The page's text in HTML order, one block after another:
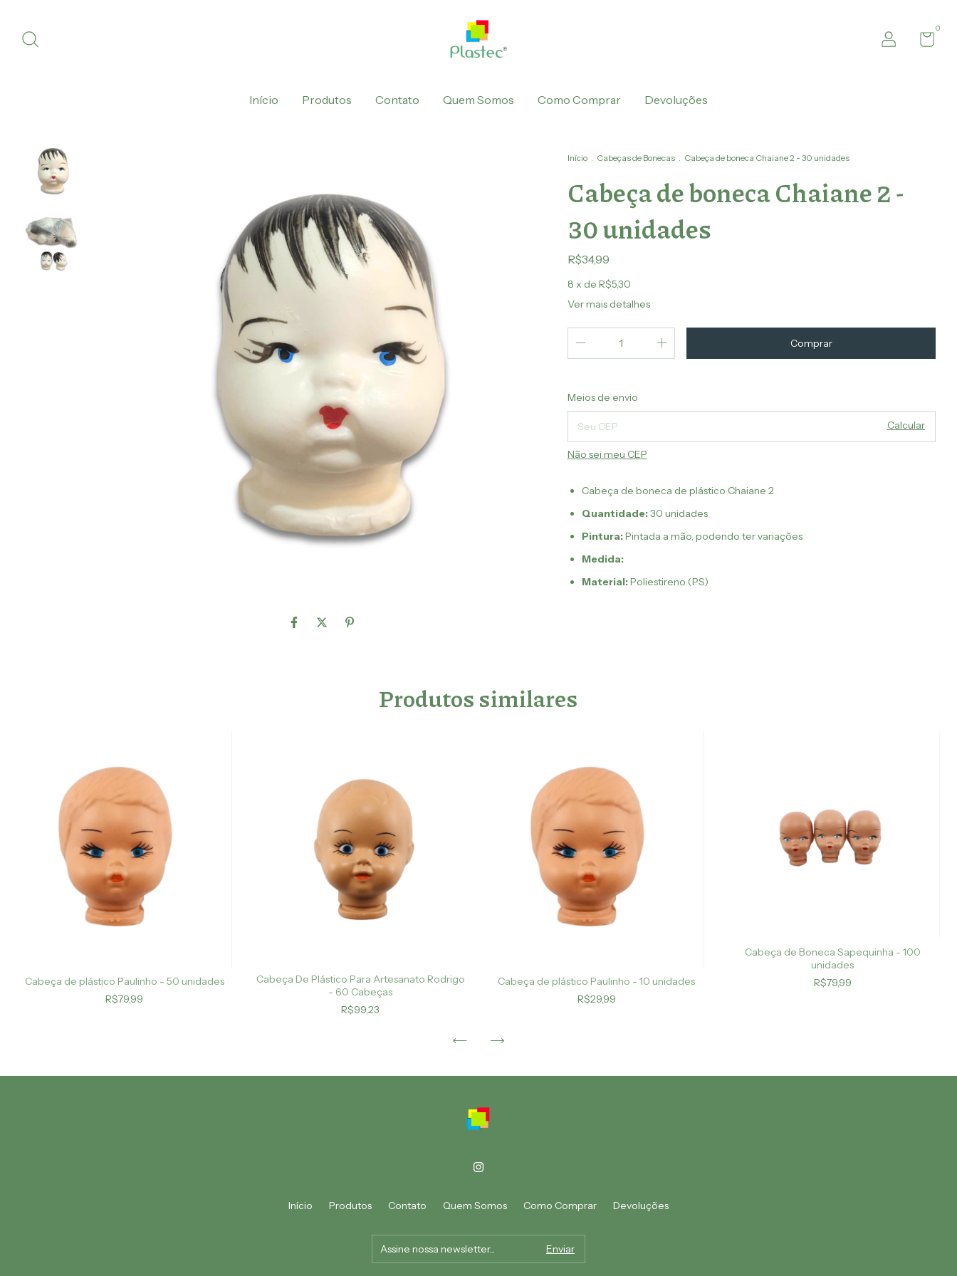
0
Início Produtos Contato Quem Somos Como Comprar Devoluções
Início . Cabeças de Bonecas . Cabeça de boneca Chaiane 2 - 30 unidades
Cabeça de boneca Chaiane 2 -
30 unidades
R$34,99
8 x de R$5,30
Ver mais detalhes
Entregas para o CEP:
Meios de envio
Calcular
Não sei meu CEP
Cabeça de boneca de plástico Chaiane 2
Quantidade:30 unidades
Pintura:Pintada a mão, podendo ter variações
Medida:
Material:Poliestireno (PS)
Produtos similares
Cabeça de plástico Paulinho - 50 unidades
R$79,99
Cabeça De Plástico Para Artesanato Rodrigo
- 60 Cabeças
R$99,23
Cabeça de plástico Paulinho - 10 unidades
R$29,99
Cabeça de Boneca Sapequinha - 100
unidades
R$79,99
Início Produtos Contato Quem Somos Como Comprar Devoluções